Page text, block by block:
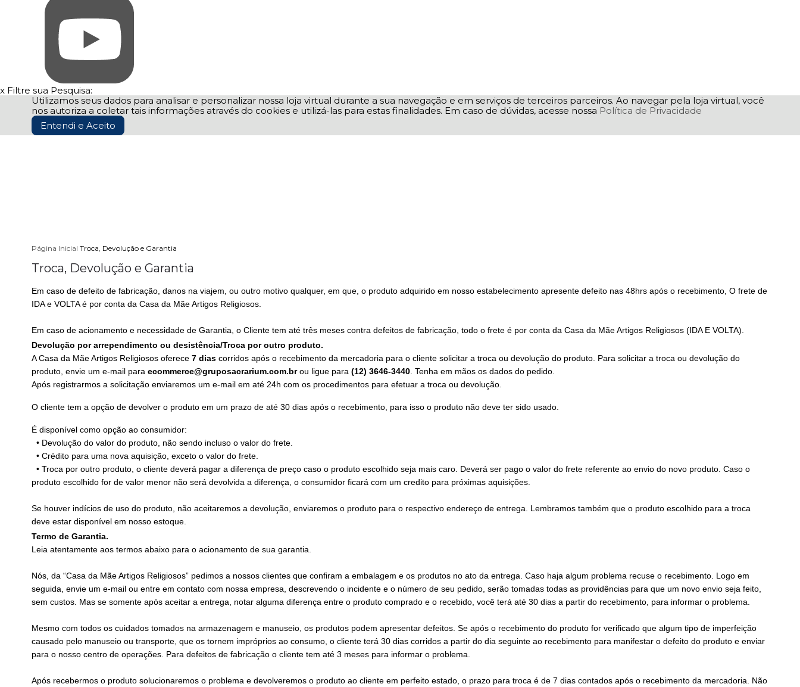
x Filtre sua Pesquisa:
Utilizamos seus dados para analisar e personalizar nossa loja virtual durante a sua navegação e em serviços de terceiros parceiros. Ao navegar pela loja virtual, você
nos autoriza a coletar tais informações através do cookies e utilizá-las para estas finalidades. Em caso de dúvidas, acesse nossa Política de Privacidade
Entendi e Aceito
Página Inicial Troca, Devolução e Garantia
Troca, Devolução e Garantia
Em caso de defeito de fabricação, danos na viajem, ou outro motivo qualquer, em que, o produto adquirido em nosso estabelecimento apresente defeito nas 48hrs após o recebimento, O frete de
IDA e VOLTA é por conta da Casa da Mãe Artigos Religiosos.
Em caso de acionamento e necessidade de Garantia, o Cliente tem até três meses contra defeitos de fabricação, todo o frete é por conta da Casa da Mãe Artigos Religiosos (IDA E VOLTA).
Devolução por arrependimento ou desistência/Troca por outro produto.
A Casa da Mãe Artigos Religiosos oferece 7 dias corridos após o recebimento da mercadoria para o cliente solicitar a troca ou devolução do produto. Para solicitar a troca ou devolução do
produto, envie um e-mail para ecommerce@gruposacrarium.com.br ou ligue para (12) 3646-3440. Tenha em mãos os dados do pedido.
Após registrarmos a solicitação enviaremos um e-mail em até 24h com os procedimentos para efetuar a troca ou devolução.
O cliente tem a opção de devolver o produto em um prazo de até 30 dias após o recebimento, para isso o produto não deve ter sido usado.
É disponível como opção ao consumidor:
• Devolução do valor do produto, não sendo incluso o valor do frete.
• Crédito para uma nova aquisição, exceto o valor do frete.
• Troca por outro produto, o cliente deverá pagar a diferença de preço caso o produto escolhido seja mais caro. Deverá ser pago o valor do frete referente ao envio do novo produto. Caso o
produto escolhido for de valor menor não será devolvida a diferença, o consumidor ficará com um credito para próximas aquisições.
Se houver indícios de uso do produto, não aceitaremos a devolução, enviaremos o produto para o respectivo endereço de entrega. Lembramos também que o produto escolhido para a troca
deve estar disponível em nosso estoque.
Termo de Garantia.
Leia atentamente aos termos abaixo para o acionamento de sua garantia.
Nós, da “Casa da Mãe Artigos Religiosos” pedimos a nossos clientes que confiram a embalagem e os produtos no ato da entrega. Caso haja algum problema recuse o recebimento. Logo em
seguida, envie um e-mail ou entre em contato com nossa empresa, descrevendo o incidente e o número de seu pedido, serão tomadas todas as providências para que um novo envio seja feito,
sem custos. Mas se somente após aceitar a entrega, notar alguma diferença entre o produto comprado e o recebido, você terá até 30 dias a partir do recebimento, para informar o problema.
Mesmo com todos os cuidados tomados na armazenagem e manuseio, os produtos podem apresentar defeitos. Se após o recebimento do produto for verificado que algum tipo de imperfeição
causado pelo manuseio ou transporte, que os tornem impróprios ao consumo, o cliente terá 30 dias corridos a partir do dia seguinte ao recebimento para manifestar o defeito do produto e enviar
para o nosso centro de operações. Para defeitos de fabricação o cliente tem até 3 meses para informar o problema.
Após recebermos o produto solucionaremos o problema e devolveremos o produto ao cliente em perfeito estado, o prazo para troca é de 7 dias contados após o recebimento da mercadoria. Não